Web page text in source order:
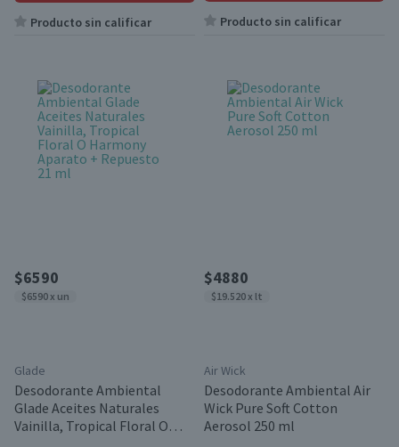
Producto sin calificar Producto sin calificar
$6590
$6590 x un
Glade
Desodorante Ambiental
Glade Aceites Naturales
Vainilla, Tropical Floral O
$4880
$19.520 x lt
Air Wick
Desodorante Ambiental Air
Wick Pure Soft Cotton
Aerosol 250 ml